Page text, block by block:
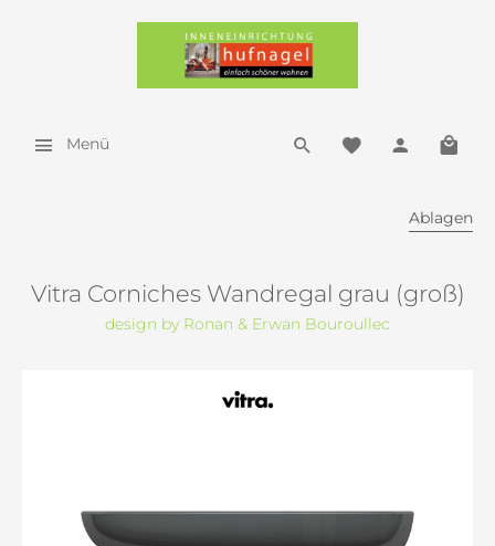
Menü
Ablagen
Vitra Corniches Wandregal grau (groß)
design by Ronan & Erwan Bouroullec